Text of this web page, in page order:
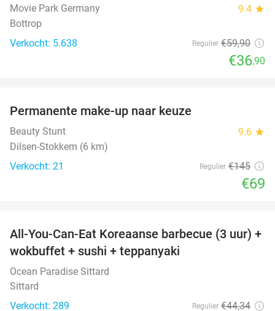
Movie Park Germany 9.4 star
Bottrop
Verkocht: 5.638
Regulier €59,90
€36,90
Permanente make-up naar keuze
Beauty Stunt 9.6 star
Dilsen-Stokkem (6 km)
Verkocht: 21
Regulier €145
€69
21%
All-You-Can-Eat Koreaanse barbecue (3 uur) +
wokbuffet + sushi + teppanyaki
Ocean Paradise Sittard
Sittard
Verkocht: 289
Regulier €44,34